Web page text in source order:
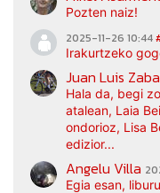
Pozten naiz!
2025-11-26 10:44
Irakurtzeko
Juan Luis
Hala da, begi
atalean, Laia
ondorioz, Lisa
edizior...
Angelu Villa
Egia esan,